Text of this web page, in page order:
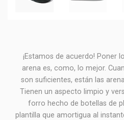
¡Estamos de acuerdo! Poner
arena es, como, lo mejor.
son suficientes, están las
Tienen un aspecto limpio y
forro hecho de botellas de
plantilla que amortigua al